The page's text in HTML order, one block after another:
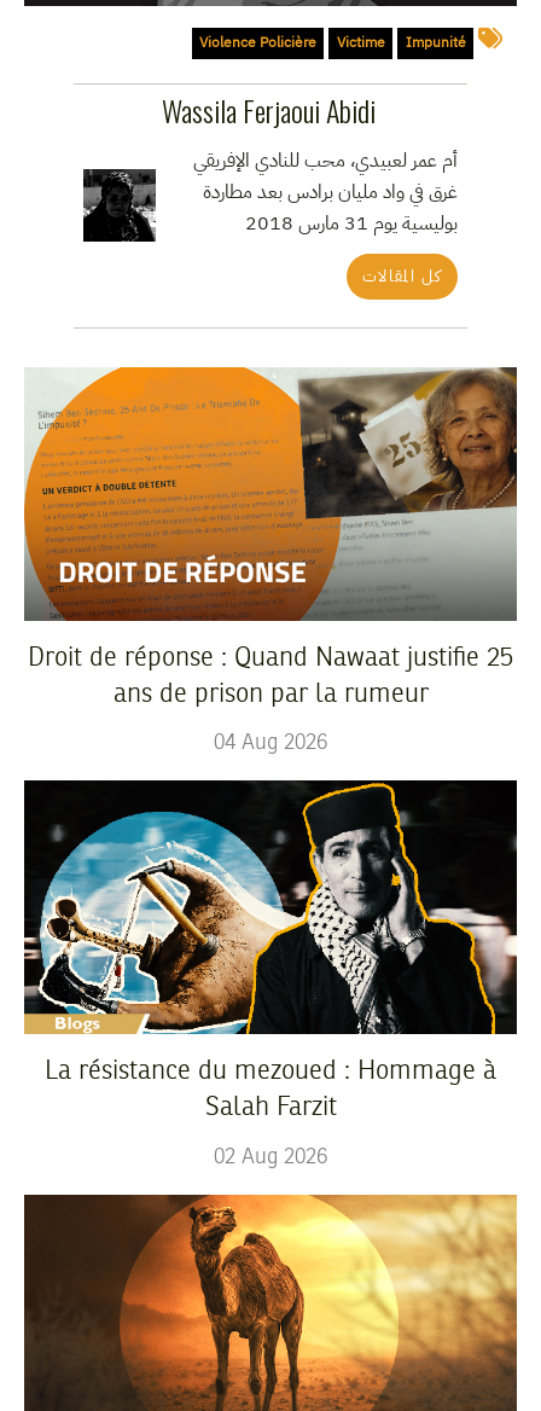
Impunité
Victime
Violence Policière
Wassila Ferjaoui Abidi
أم عمر لعبيدي، محب للنادي الإفريقي
غرق في واد مليان برادس بعد مطاردة
بوليسية يوم 31 مارس 2018
كل المقالات
Droit de réponse : Quand Nawaat justifie 25
ans de prison par la rumeur
04 Aug 2026
La résistance du mezoued : Hommage à
Salah Farzit
02 Aug 2026